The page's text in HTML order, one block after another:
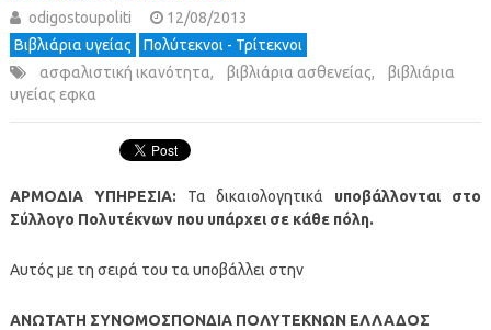
odigostoupoliti
12/08/2013
Βιβλιάρια υγείας
Πολύτεκνοι - Τρίτεκνοι
ασφαλιστική ικανότητα, βιβλιάρια ασθενείας,
βιβλιάρια
υγείας εφκα
ΑΡΜΟΔΙΑ ΥΠΗΡΕΣΙΑ: Τα δικαιολογητικά υποβάλλονται στο
Σύλλογο Πολυτέκνων που υπάρχει σε κάθε πόλη.
Αυτός με τη σειρά του τα υποβάλλει στην
ΑΝΩΤΑΤΗ ΣΥΝΟΜΟΣΠΟΝΔΙΑ ΠΟΛΥΤΕΚΝΩΝ ΕΛΛΑΔΟΣ